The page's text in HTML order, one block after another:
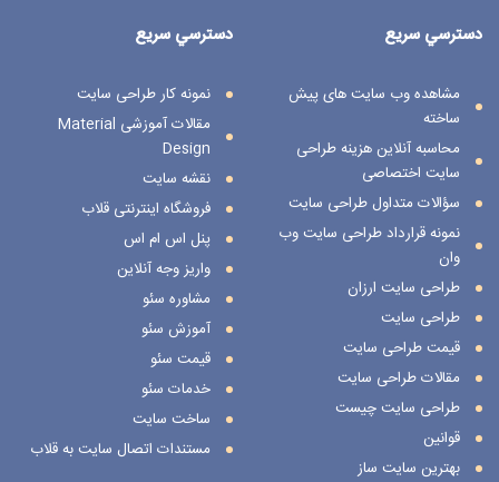
دسترسي سريع
نمونه کار طراحی سایت
مقالات آموزشی Material
Design
نقشه سایت
فروشگاه اینترنتی قلاب
پنل اس ام اس
واریز وجه آنلاین
مشاوره سئو
آموزش سئو
قیمت سئو
خدمات سئو
ساخت سایت
مستندات اتصال سایت به قلاب
دسترسي سريع
مشاهده وب سایت های پیش
ساخته
محاسبه آنلاین هزینه طراحی
سایت اختصاصی
سؤالات متداول طراحی سایت
نمونه قرارداد طراحی سایت وب
وان
طراحی سایت ارزان
طراحی سایت
قیمت طراحی سایت
مقالات طراحی سایت
طراحی سایت چیست
قوانین
بهترین سایت ساز